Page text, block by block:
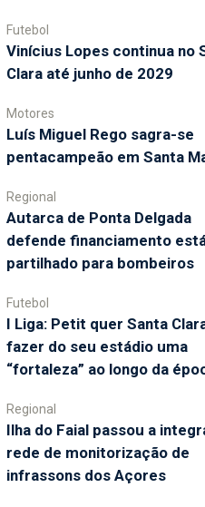
Futebol
Vinícius Lopes continua no
Clara até junho de 2029
Motores
Luís Miguel Rego sagra-se
pentacampeão em Santa
Regional
Autarca de Ponta Delgada
defende financiamento
partilhado para bombeiros
Futebol
I Liga: Petit quer Santa
fazer do seu estádio uma
“fortaleza” ao longo da
Regional
Ilha do Faial passou a
rede de monitorização de
infrassons dos Açores